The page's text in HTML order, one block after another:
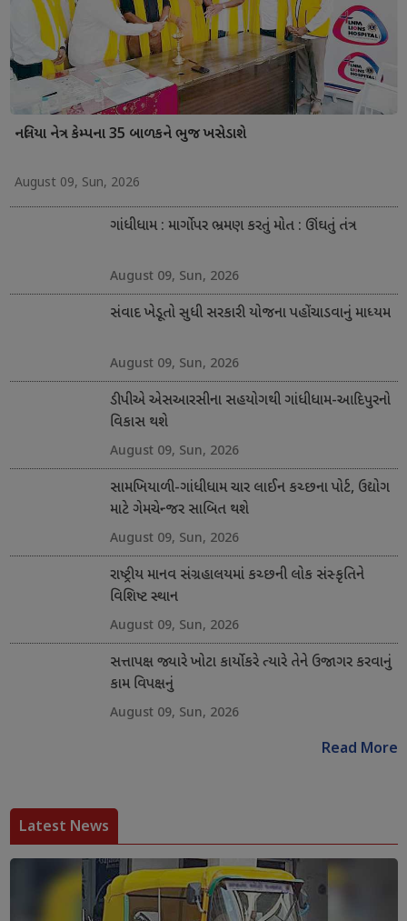
નલિયા નેત્ર કેમ્પના 35 બાળકને ભુજ ખસેડાશે
August 09, Sun, 2026
ગાંધીધામ : માર્ગો પર ભ્રમણ કરતું મોત : ઊંઘતું તંત્ર
August 09, Sun, 2026
સંવાદ ખેડૂતો સુધી સરકારી યોજના પહોંચાડવાનું માધ્યમ
August 09, Sun, 2026
ડીપીએ એસઆરસીના સહયોગથી ગાંધીધામ-આદિપુરનો
વિકાસ થશે
August 09, Sun, 2026
સામખિયાળી-ગાંધીધામ ચાર લાઈન કચ્છના પોર્ટ, ઉદ્યોગ
માટે ગેમચેન્જર સાબિત થશે
August 09, Sun, 2026
રાષ્ટ્રીય માનવ સંગ્રહાલયમાં કચ્છની લોક સંસ્કૃતિને
વિશિષ્ટ સ્થાન
August 09, Sun, 2026
સત્તાપક્ષ જ્યારે ખોટા કાર્યો કરે ત્યારે તેને ઉજાગર કરવાનું
કામ વિપક્ષનું
August 09, Sun, 2026
Read More
Latest News